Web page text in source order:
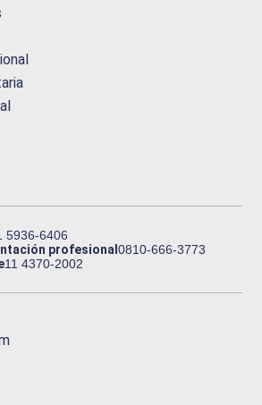
5936-6406
profesional0810-666-3773
11 4370-2002